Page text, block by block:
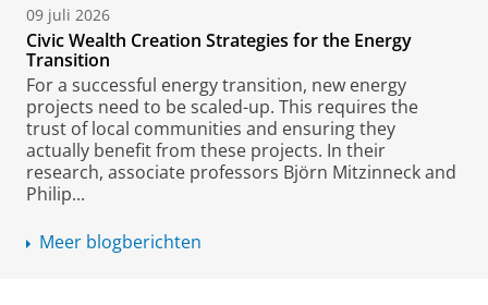
09 juli 2026
Civic Wealth Creation Strategies for the Energy
Transition
For a successful energy transition, new energy
projects need to be scaled-up. This requires the
trust of local communities and ensuring they
actually benefit from these projects. In their
research, associate professors Björn Mitzinneck and
Philip...
Meer blogberichten